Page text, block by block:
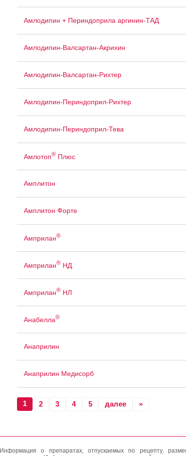
Амлодипин + Периндоприла аргинин-ТАД
Амлодипин-Валсартан-Акрихин
Амлодипин-Валсартан-Рихтер
Амлодипин-Периндоприл-Рихтер
Амлодипин-Периндоприл-Тева
Амлотоп®Плюс
Амплитон
Амплитон Форте
Амприлан®
Амприлан®НД
Амприлан®НЛ
Анабелла®
Анаприлин
Анаприлин Медисорб
1 2 3 4 5 далее »
Информация о препаратах, отпускаемых по рецепту,